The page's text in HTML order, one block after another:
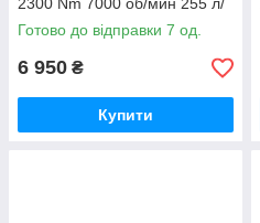
мин (YT-09575)
Готово до відправки 7 од.
6 950 ₴
Купити